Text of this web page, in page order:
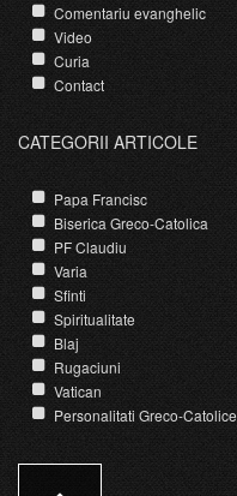
Comentariu evanghelic
Video
Curia
Contact
CATEGORII ARTICOLE
Papa Francisc
Biserica Greco-Catolica
PF Claudiu
Varia
Sfinti
Spiritualitate
Blaj
Rugaciuni
Vatican
Personalitati Greco-Catolice